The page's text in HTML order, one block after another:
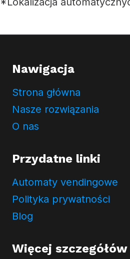
Nawigacja
Strona główna
Nasze rozwiązania
O nas
Przydatne linki
Automaty vendingowe
Polityka prywatności
Blog
Więcej szczegółów